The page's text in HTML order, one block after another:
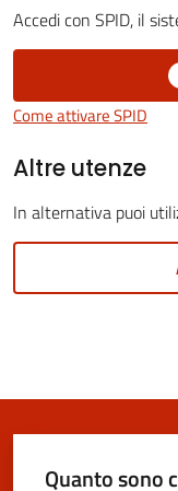
San
Panaro
gli
Accedi con SPID, il
Come attivare SPID
Altre utenze
In alternativa puoi
Quanto sono